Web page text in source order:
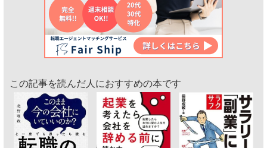
この記事を読んだ人におすすめの本です